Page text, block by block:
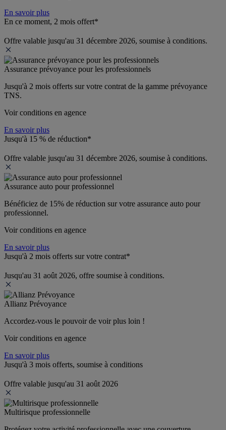
En savoir plus
En ce moment, 2 mois offert*
Offre valable jusqu'au 31 décembre 2026, soumise à conditions.
Assurance prévoyance pour les professionnels
Jusqu'à 2 mois offerts sur votre contrat de la gamme prévoyance
TNS.
Voir conditions en agence
En savoir plus
Jusqu'à 15 % de réduction*
Offre valable jusqu'au 31 décembre 2026, soumise à conditions.
Assurance auto pour professionnel
Bénéficiez de 15% de réduction sur votre assurance auto pour
professionnel.
Voir conditions en agence
En savoir plus
Jusqu'à 2 mois offerts sur votre contrat*
Jusqu'au 31 août 2026, offre soumise à conditions.
Allianz Prévoyance
Accordez-vous le pouvoir de voir plus loin !
Voir conditions en agence
En savoir plus
Jusqu'à 3 mois offerts, soumise à conditions
Offre valable jusqu'au 31 août 2026
Multirisque professionnelle